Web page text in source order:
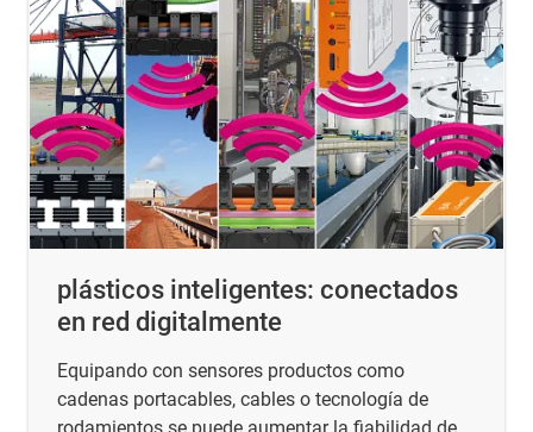
plásticos inteligentes: conectados
en red digitalmente
Equipando con sensores productos como
cadenas portacables, cables o tecnología de